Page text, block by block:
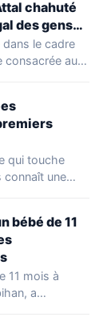
chahuté
des gens
dans le cadre
consacrée aux
qui touche
connaît une
bébé de 11
11 mois à
a